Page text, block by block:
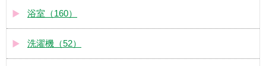
浴室（160）
洗濯機（52）